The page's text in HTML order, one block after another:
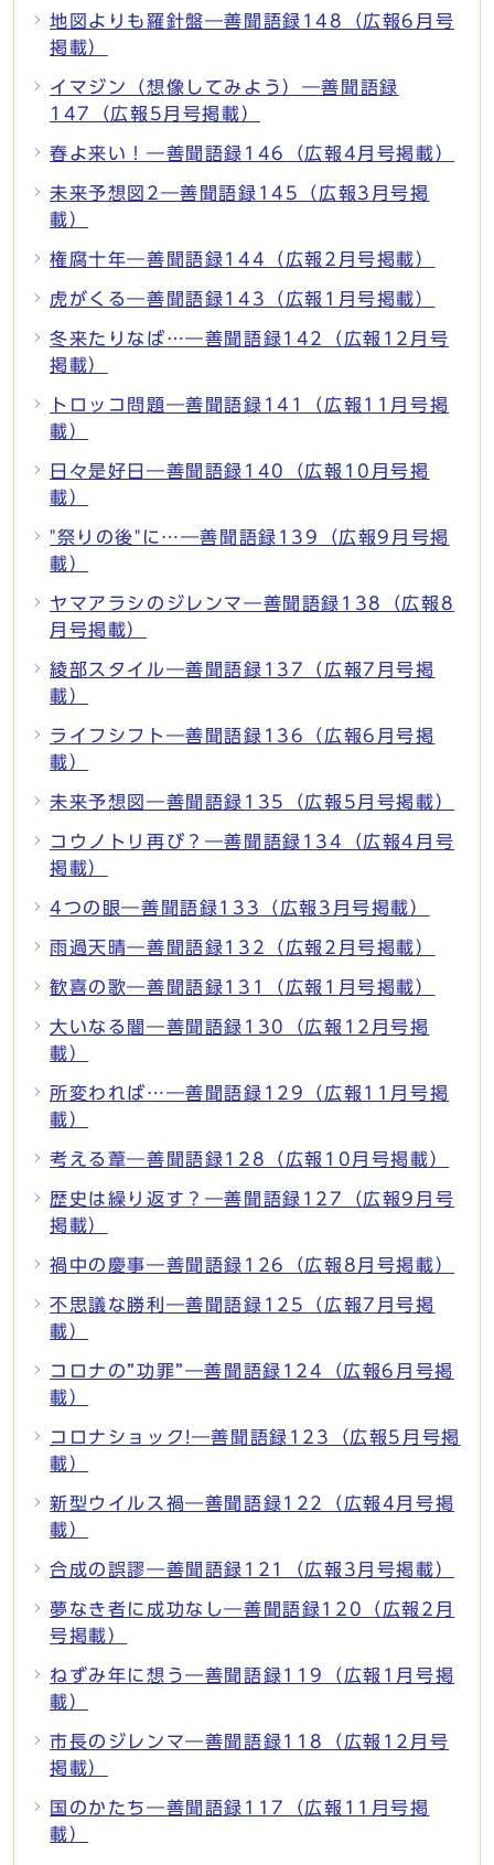
地図よりも羅針盤―善聞語録148（広報6月号
掲載）
イマジン（想像してみよう）―善聞語録
147（広報5月号掲載）
春よ来い！―善聞語録146（広報4月号掲載）
未来予想図2―善聞語録145（広報3月号掲
載）
権腐十年―善聞語録144（広報2月号掲載）
虎がくる―善聞語録143（広報1月号掲載）
冬来たりなば…―善聞語録142（広報12月号
掲載）
トロッコ問題―善聞語録141（広報11月号掲
載）
日々是好日―善聞語録140（広報10月号掲
載）
"祭りの後"に…―善聞語録139（広報9月号掲
載）
ヤマアラシのジレンマ―善聞語録138（広報8
月号掲載）
綾部スタイル―善聞語録137（広報7月号掲
載）
ライフシフト―善聞語録136（広報6月号掲
載）
未来予想図―善聞語録135（広報5月号掲載）
コウノトリ再び？―善聞語録134（広報4月号
掲載）
4つの眼―善聞語録133（広報3月号掲載）
雨過天晴―善聞語録132（広報2月号掲載）
歓喜の歌―善聞語録131（広報1月号掲載）
大いなる闇―善聞語録130（広報12月号掲
載）
所変われば…―善聞語録129（広報11月号掲
載）
考える葦―善聞語録128（広報10月号掲載）
歴史は繰り返す？―善聞語録127（広報9月号
掲載）
禍中の慶事―善聞語録126（広報8月号掲載）
不思議な勝利―善聞語録125（広報7月号掲
載）
コロナの”功罪”―善聞語録124（広報6月号掲
載）
コロナショック!―善聞語録123（広報5月号掲
載）
新型ウイルス禍―善聞語録122（広報4月号掲
載）
合成の誤謬―善聞語録121（広報3月号掲載）
夢なき者に成功なし―善聞語録120（広報2月
号掲載）
ねずみ年に想う―善聞語録119（広報1月号掲
載）
市長のジレンマ―善聞語録118（広報12月号
掲載）
国のかたち―善聞語録117（広報11月号掲
載）